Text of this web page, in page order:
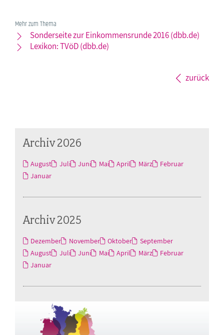
Mehr zum Thema
Sonderseite zur Einkommensrunde 2016 (dbb.de)
Lexikon: TVöD (dbb.de)
zurück
Archiv 2026
August Juli Juni Mai April März
Februar
Januar
Archiv 2025
Dezember November Oktober
September
August
Juli Juni Mai April März
Februar
Januar